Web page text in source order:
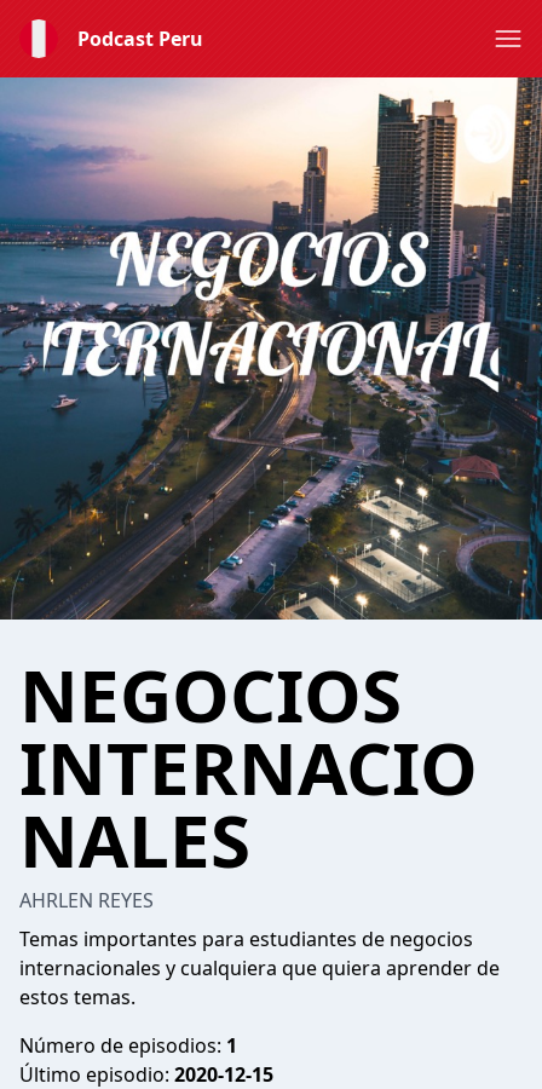
Podcast Peru
NEGOCIOS
INTERNACIO
NALES
AHRLEN REYES
Temas importantes para estudiantes de negocios
internacionales y cualquiera que quiera aprender de
estos temas.
Número de episodios: 1
Último episodio: 2020-12-15